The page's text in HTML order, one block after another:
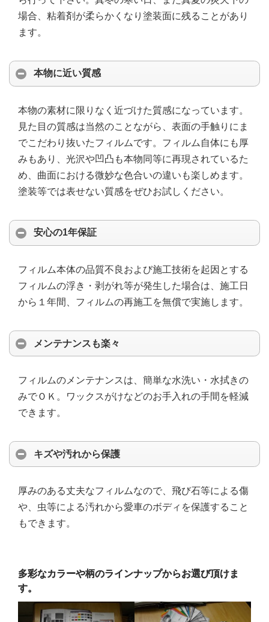
場合、粘着剤が柔らかくなり塗装面に残ることがあり
ます。
本物に近い質感
本物の素材に限りなく近づけた質感になっています。
見た目の質感は当然のことながら、表面の手触りにま
でこだわり抜いたフィルムです。フィルム自体にも厚
みもあり、光沢や凹凸も本物同等に再現されているた
め、曲面における微妙な色合いの違いも楽しめます。
塗装等では表せない質感をぜひお試しください。
安心の1年保証
フィルム本体の品質不良および施工技術を起因とする
フィルムの浮き・剥がれ等が発生した場合は、施工日
から１年間、フィルムの再施工を無償で実施します。
メンテナンスも楽々
フィルムのメンテナンスは、簡単な水洗い・水拭きの
みでＯＫ。ワックスがけなどのお手入れの手間を軽減
できます。
キズや汚れから保護
厚みのある丈夫なフィルムなので、飛び石等による傷
や、虫等による汚れから愛車のボディを保護すること
もできます。
多彩なカラーや柄のラインナップからお選び頂けま
す。